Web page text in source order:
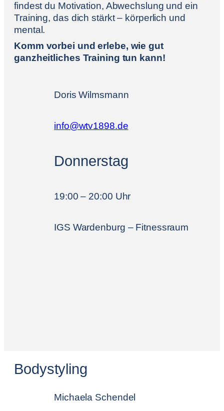
findest du Motivation, Abwechslung und ein
Training, das dich stärkt – körperlich und
mental.
Komm vorbei und erlebe, wie gut
ganzheitliches Training tun kann!
Doris Wilmsmann
info@wtv1898.de
Donnerstag
19:00 – 20:00 Uhr
IGS Wardenburg – Fitnessraum
Bodystyling
Michaela Schendel